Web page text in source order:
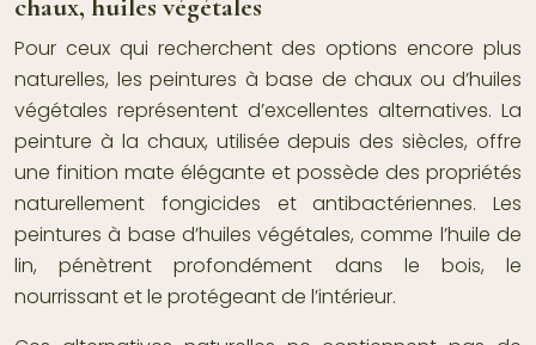
chaux, huiles végétales
Pour ceux qui recherchent des options encore plus
naturelles, les peintures à base de chaux ou d’huiles
végétales représentent d’excellentes alternatives. La
peinture à la chaux, utilisée depuis des siècles, offre
une finition mate élégante et possède des propriétés
naturellement fongicides et antibactériennes. Les
peintures à base d’huiles végétales, comme l’huile de
lin, pénètrent profondément dans le bois, le
nourrissant et le protégeant de l’intérieur.